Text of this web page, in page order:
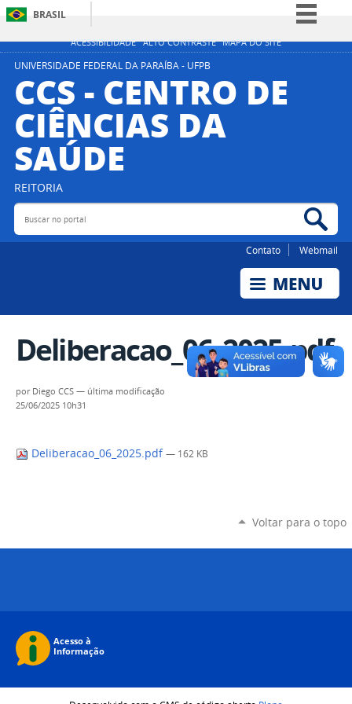
ACESSIBILIDADE ALTO CONTRASTE MAPA DO SITE
BRASIL
Simplifique!
Participe
Acesso à informação
Legislação
UNIVERSIDADE FEDERAL DA PARAÍBA - UFPB
CCS - CENTRO DE
CIÊNCIAS DA
SAÚDE
REITORIA
Buscar no portal
Contato Webmail
Deliberacao_06_2025.pdf
por Diego CCS — última modificação
25/06/2025 10h31
Deliberacao_06_2025.pdf — 162 KB
Voltar para o topo